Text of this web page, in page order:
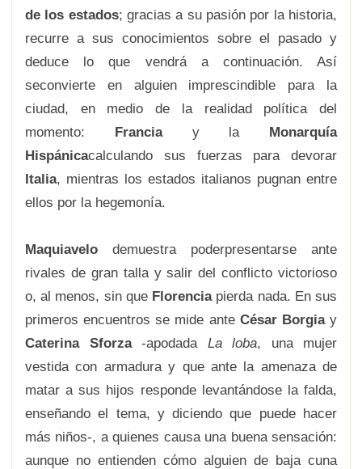
de los estados; gracias a su pasión por la historia,
recurre a sus conocimientos sobre el pasado y
deduce lo que vendrá a continuación. Así
seconvierte en alguien imprescindible para la
ciudad, en medio de la realidad política del
momento: Franciay la Monarquía
Hispánicacalculando sus fuerzas para devorar
Italia, mientras los estados italianos pugnan entre
ellos por la hegemonía.
Maquiavelo demuestra poderpresentarse ante
rivales de gran talla y salir del conflicto victorioso
o, al menos, sin que Florenciapierda nada. En sus
primeros encuentros se mide ante César Borgiay
Caterina Sforza-apodada La loba, una mujer
vestida con armadura y que ante la amenaza de
matar a sus hijos responde levantándose la falda,
enseñando el tema, y diciendo que puede hacer
más niños-, a quienes causa una buena sensación:
aunque no entienden cómo alguien de baja cuna